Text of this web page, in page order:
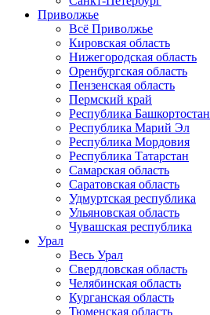
Приволжье
Всё Приволжье
Кировская область
Нижегородская область
Оренбургская область
Пензенская область
Пермский край
Республика Башкортостан
Республика Марий Эл
Республика Мордовия
Республика Татарстан
Самарская область
Саратовская область
Удмуртская республика
Ульяновская область
Чувашская республика
Урал
Весь Урал
Свердловская область
Челябинская область
Курганская область
Тюменская область